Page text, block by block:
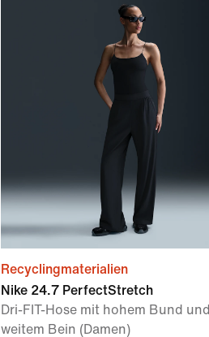
Recyclingmaterialien
Nike 24.7 PerfectStretch
Dri-FIT-Hose mit hohem Bund und
weitem Bein (Damen)